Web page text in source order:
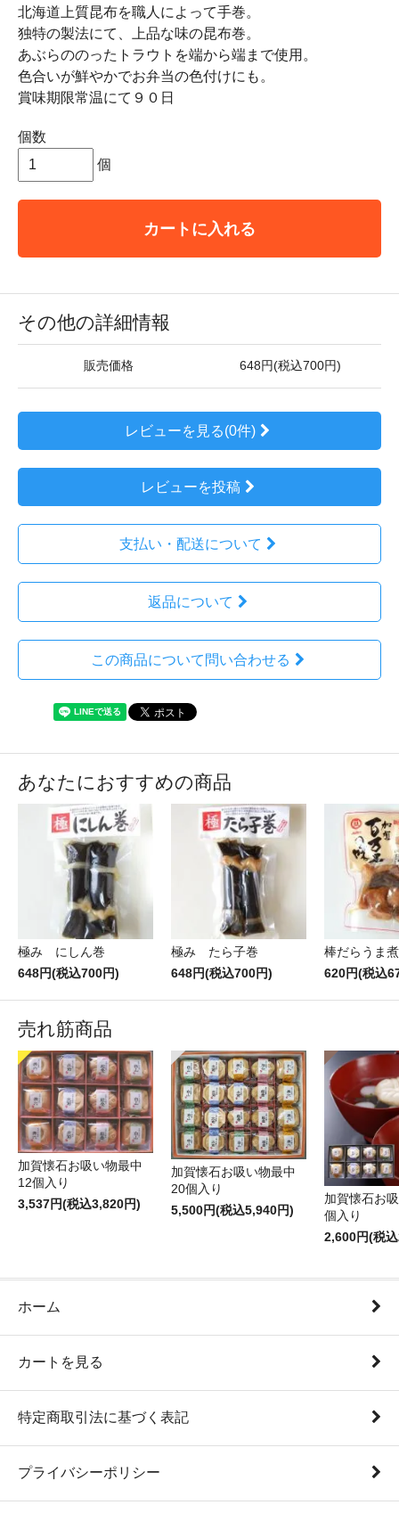
北海道上質昆布を職人によって手巻。
独特の製法にて、上品な味の昆布巻。
あぶらののったトラウトを端から端まで使用。
色合いが鮮やかでお弁当の色付けにも。
賞味期限常温にて９０日
個数
個
カートに入れる
その他の詳細情報
販売価格 648円(税込700円)
レビューを見る(0件)
レビューを投稿
支払い・配送について
返品について
この商品について問い合わせる
あなたにおすすめの商品
極み にしん巻
648円(税込700円)
極み たら子巻
648円(税込700円)
棒だらうま煮
620円(税込
売れ筋商品
加賀懐石お吸い物最中
12個入り
3,537円(税込3,820円)
加賀懐石お吸い物最中
20個入り
5,500円(税込5,940円)
加賀懐石お
個入り
2,600円(税
ホーム
カートを見る
特定商取引法に基づく表記
プライバシーポリシー